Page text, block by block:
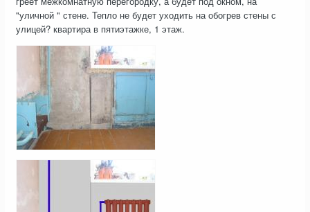
"уличной " стене. Тепло не будет уходить на обогрев стены с
улицей? квартира в пятиэтажке, 1 этаж.